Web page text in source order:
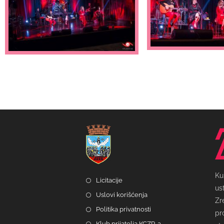
Licitacije
Uslovi korišćenja
Politika privatnosti